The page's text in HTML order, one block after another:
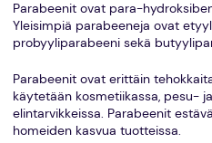
Parabeenit ovat para-
Yleisimpiä parabeeneja ovat
probyyliparabeeni sekä
Parabeenit ovat erittäin
käytetään kosmetiikassa, pesu-
elintarvikkeissa. Parabeenit
homeiden kasvua tuotteissa.